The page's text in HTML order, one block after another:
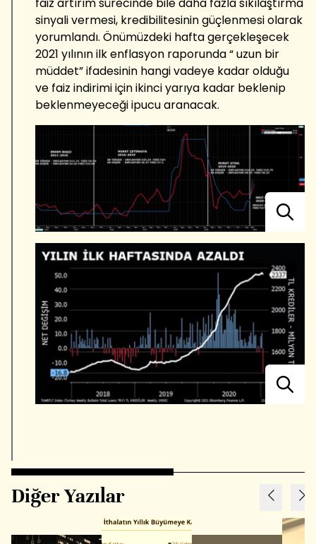
sinyali vermesi, kredibilitesinin güçlenmesi olarak
yorumlandı. Önümüzdeki hafta gerçekleşecek
2021 yılının ilk enflasyon raporunda “ uzun bir
müddet” ifadesinin hangi vadeye kadar olduğu
ve faiz indirimi için ikinci yarıya kadar beklenip
beklenmeyeceği ipucu aranacak.
Diğer Yazılar